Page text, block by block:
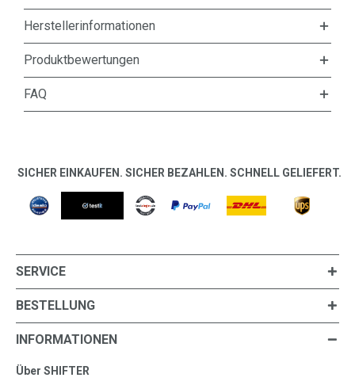
Herstellerinformationen
Produktbewertungen
FAQ
SICHER EINKAUFEN. SICHER BEZAHLEN. SCHNELL GELIEFERT.
SERVICE
BESTELLUNG
INFORMATIONEN
Über SHIFTER